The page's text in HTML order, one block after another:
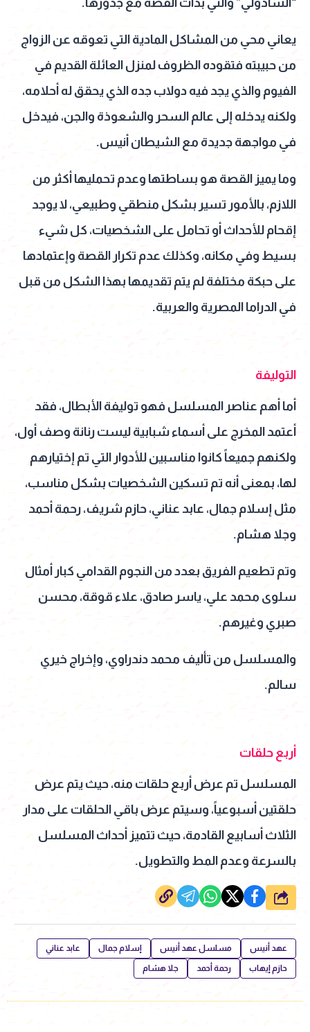
“الشاذولي” والتي بدأت القصة مع جذورها.
يعاني محي من المشاكل المادية التي تعوقه عن الزواج
من حبيبته فتقوده الظروف لمنزل العائلة القديم في
الفيوم والذي يجد فيه دولاب جده الذي يحقق له أحلامه،
ولكنه يدخله إلى عالم السحر والشعوذة والجن، فيدخل
في مواجهة جديدة مع الشيطان أنيس.
وما يميز القصة هو بساطتها وعدم تحمليها أكثر من
اللازم، بالأمور تسير بشكل منطقي وطبيعي، لا يوجد
إقحام للأحداث أو تحامل على الشخصيات، كل شيء
بسيط وفي مكانه، وكذلك عدم تكرار القصة وإعتمادها
على حبكة مختلفة لم يتم تقديمها بهذا الشكل من قبل
في الدراما المصرية والعربية.
التوليفة
أما أهم عناصر المسلسل فهو توليفة الأبطال، فقد
أعتمد المخرج على أسماء شبابية ليست رنانة وصف أول،
ولكنهم جميعاً كانوا مناسبين للأدوار التي تم إختيارهم
لها، بمعنى أنه تم تسكين الشخصيات بشكل مناسب،
مثل إسلام جمال، عابد عناني، حازم شريف، رحمة أحمد
وجلا هشام.
وتم تطعيم الفريق بعدد من النجوم القدامي كبار أمثال
سلوى محمد علي، ياسر صادق، علاء قوقة، محسن
صبري وغيرهم.
والمسلسل من تأليف محمد دندراوي، وإخراج خيري
سالم.
أربع حلقات
المسلسل تم عرض أربع حلقات منه، حيث يتم عرض
حلقتين أسبوعياً، وسيتم عرض باقي الحلقات على مدار
الثلاث أسابيع القادمة، حيث تتميز أحداث المسلسل
بالسرعة وعدم المط والتطويل.
شارك
عهد أنيس مسلسل عهد أنيس إسلام جمال عابد عناني
حازم إيهاب رحمة أحمد جلا هشام